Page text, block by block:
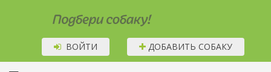
Подбери собаку!
ВОЙТИ ДОБАВИТЬ СОБАКУ